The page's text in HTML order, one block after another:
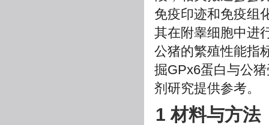
免疫印迹和免疫组
其在附睾细胞中进
公猪的繁殖性能指
掘GPx6蛋白与公
剂研究提供参考。
1 材料与方法